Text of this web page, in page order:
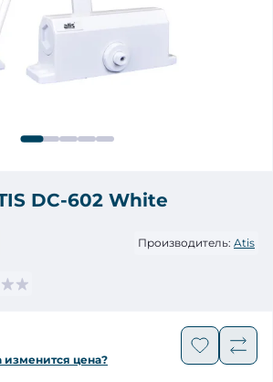
DC-602 White
Производитель: Atis
изменится цена?